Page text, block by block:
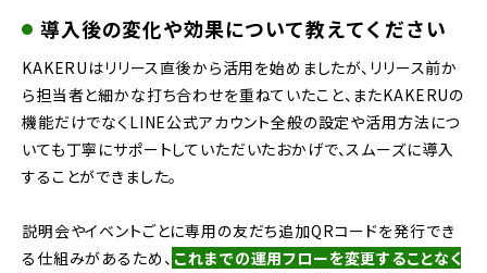
導入後の変化や効果について教えてください
KAKERUはリリース直後から活用を始めましたが、リリース前か
ら担当者と細かな打ち合わせを重ねていたこと、またKAKERUの
機能だけでなくLINE公式アカウント全般の設定や活用方法につ
いても丁寧にサポートしていただいたおかげで、スムーズに導入
することができました。
説明会やイベントごとに専用の友だち追加QRコードを発行でき
る仕組みがあるため、 これまでの運用フローを変更することなく